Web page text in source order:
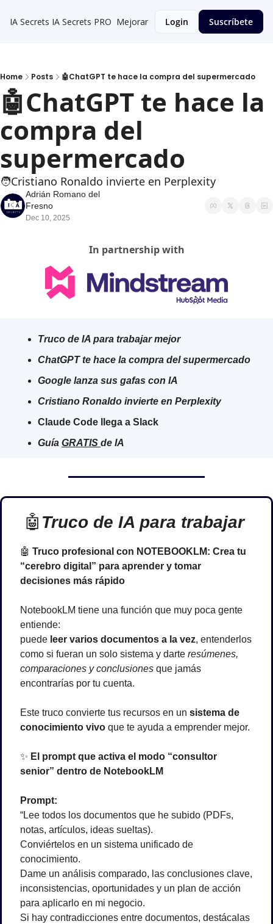
IA Secrets IA Secrets PRO Mejorar Login Suscríbete
Home Posts 🤖ChatGPT te hace la compra del supermercado
🤖ChatGPT te hace la
compra del
supermercado
🧑Cristiano Ronaldo invierte en Perplexity
Adrián Romano del
Fresno
Dec 10, 2025
In partnership with
Truco de IA para trabajar mejor
ChatGPT te hace la compra del supermercado
Google lanza sus gafas con IA
Cristiano Ronaldo invierte en Perplexity
Claude Code llega a Slack
Guía GRATIS de IA
🤖 Truco de IA para trabajar
🤖 Truco profesional con NOTEBOOKLM: Crea tu
“cerebro digital” para aprender y tomar
decisiones más rápido
NotebookLM tiene una función que muy poca gente
entiende:
puede leer varios documentos a la vez, entenderlos
como si fueran un solo sistema y darte resúmenes,
comparaciones y conclusiones que jamás
encontrarías por tu cuenta.
Este truco convierte tus recursos en un sistema de
conocimiento vivo que te ayuda a emprender mejor.
✨ El prompt que activa el modo “consultor
senior” dentro de NotebookLM
Prompt:
“Lee todos los documentos que he subido (PDFs,
notas, artículos, ideas sueltas).
Conviértelos en un sistema unificado de
conocimiento.
Dame un análisis comparado, las conclusiones clave,
inconsistencias, oportunidades y un plan de acción
para aplicarlo en mi negocio.
Si hay contradicciones entre documentos, destácalas